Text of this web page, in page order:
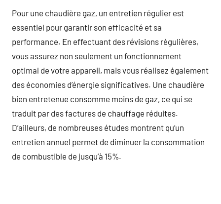
Pour une chaudière gaz, un entretien régulier est
essentiel pour garantir son efficacité et sa
performance. En effectuant des révisions régulières,
vous assurez non seulement un fonctionnement
optimal de votre appareil, mais vous réalisez également
des économies d’énergie significatives. Une chaudière
bien entretenue consomme moins de gaz, ce qui se
traduit par des factures de chauffage réduites.
D’ailleurs, de nombreuses études montrent qu’un
entretien annuel permet de diminuer la consommation
de combustible de jusqu’à 15%.